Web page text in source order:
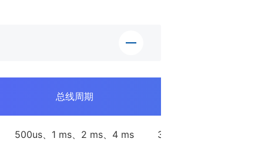
总线周期
500us、1 ms、2 ms、4 ms 36（32总线+4脉冲）